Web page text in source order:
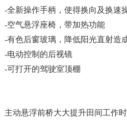
-全新操作手柄，使得换向及换速
-空气悬浮座椅，带加热功能
-有色后窗玻璃，降低阳光直射造
-电动控制的后视镜
-可打开的驾驶室顶棚
主动悬浮前桥大大提升田间工作